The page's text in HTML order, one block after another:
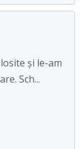
și le-am
Sch...